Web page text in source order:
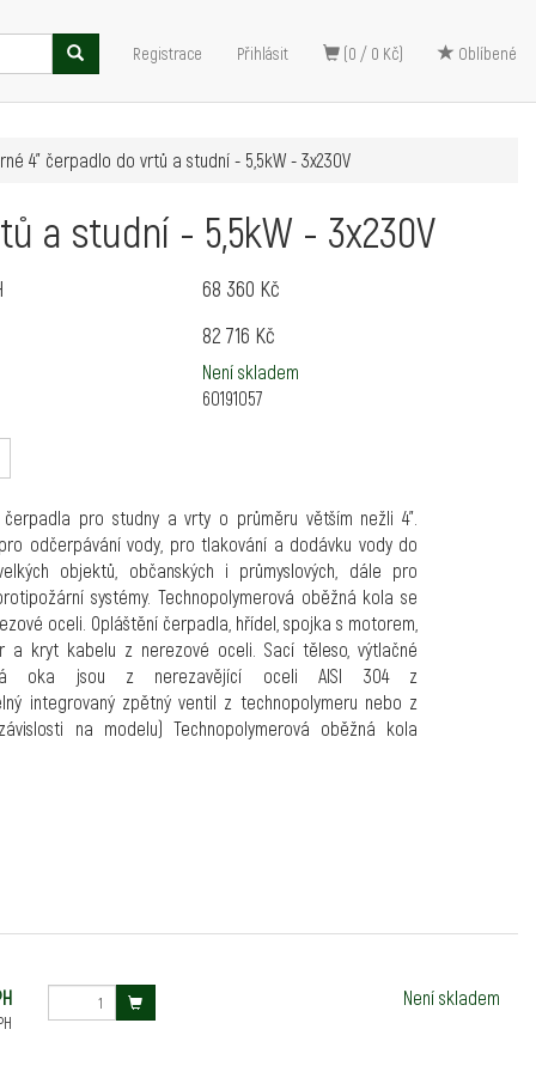
(0 / 0 Kč) Oblíbené
Registrace Přihlásit
4" čerpadlo do vrtů a studní - 5,5kW - 3x230V
a studní - 5,5kW - 3x230V
68 360 Kč
82 716 Kč
Není skladem
60191057
čerpadla pro studny a vrty o průměru větším nežli 4".
odčerpávání vody, pro tlakování a dodávku vody do
objektů, občanských i průmyslových, dále pro
systémy. Technopolymerová oběžná kola se
oceli. Opláštění čerpadla, hřídel, spojka s motorem,
a kryt kabelu z nerezové oceli. Sací těleso, výtlačné
oka jsou z nerezavějící oceli AISI 304 z
integrovaný zpětný ventil z technopolymeru nebo z
na modelu) Technopolymerová oběžná kola
bez pevných a abrazivních látek, neviskózní,
neutrální, vlastnostmi blízká vodě
Není skladem